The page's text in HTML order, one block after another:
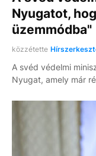
Nyugatot,
üzemmódba"
közzétette
A svéd védelmi
Nyugat, amely már